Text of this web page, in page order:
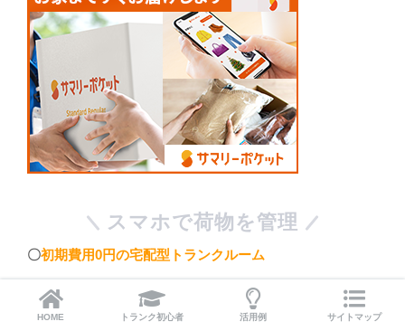
スマホで荷物を管理
〇初期費用0円の宅配型トランクルーム
〇段ボールに詰めて送るだけ
HOME トランク初心者 活用例 サイトマップ